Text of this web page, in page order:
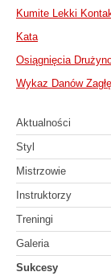
Kumite Lekki
Kata
Osiągnięcia
Wykaz Danów
Aktualności
Styl
Mistrzowie
Instruktorzy
Treningi
Galeria
Sukcesy